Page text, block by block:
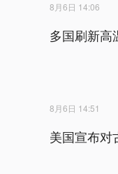
8月6日 14:06
多国刷新高
8月6日 14:51
美国宣布对